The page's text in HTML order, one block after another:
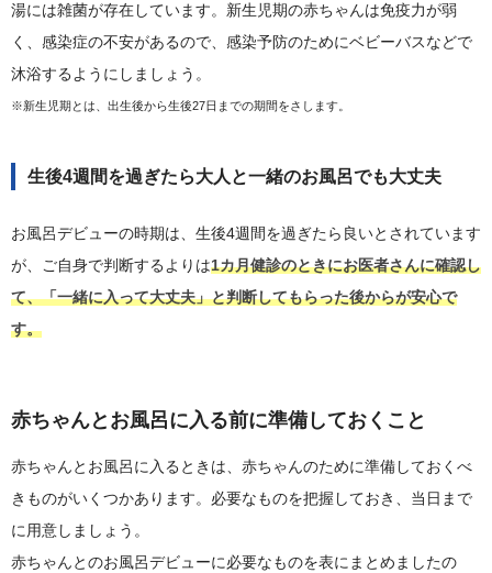
湯には雑菌が存在しています。新生児期の赤ちゃんは免疫力が弱
く、感染症の不安があるので、感染予防のためにベビーバスなどで
沐浴するようにしましょう。
※新生児期とは、出生後から生後27日までの期間をさします。
生後4週間を過ぎたら大人と一緒のお風呂でも大丈夫
お風呂デビューの時期は、生後4週間を過ぎたら良いとされています
が、ご自身で判断するよりは1カ月健診のときにお医者さんに確認し
て、「一緒に入って大丈夫」と判断してもらった後からが安心で
す。
赤ちゃんとお風呂に入る前に準備しておくこと
赤ちゃんとお風呂に入るときは、赤ちゃんのために準備しておくべ
きものがいくつかあります。必要なものを把握しておき、当日まで
に用意しましょう。
赤ちゃんとのお風呂デビューに必要なものを表にまとめましたの